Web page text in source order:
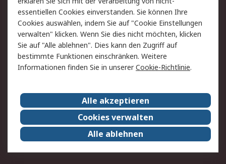
RS Verkaufs- und
Lieferbedingungen
Datenschutz
Cookie-Richtlinie
Zahlungsbedingungen
Impressum
Webseite Konditionen
RS weltweit
Karriere bei RS
Nachhaltigkeit
Qualität/Zertifikate
Presse-Center
Event-Center
essentiellen Cookies einverstanden. Sie können Ihre
Cookies auswählen, indem Sie auf "Cookie Einstellungen
verwalten" klicken. Wenn Sie dies nicht möchten, klicken
Sie auf "Alle ablehnen". Dies kann den Zugriff auf
bestimmte Funktionen einschränken. Weitere
Informationen finden Sie in unsererCookie-Richtlinie.
Alle akzeptieren
Cookies verwalten
Alle ablehnen